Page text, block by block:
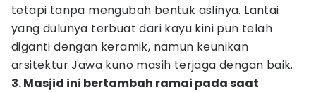
tetapi tanpa mengubah bentuk aslinya. Lantai
yang dulunya terbuat dari kayu kini pun telah
diganti dengan keramik, namun keunikan
arsitektur Jawa kuno masih terjaga dengan baik.
3. Masjid ini bertambah ramai pada saat